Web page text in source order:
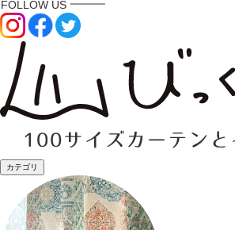
カテゴリ